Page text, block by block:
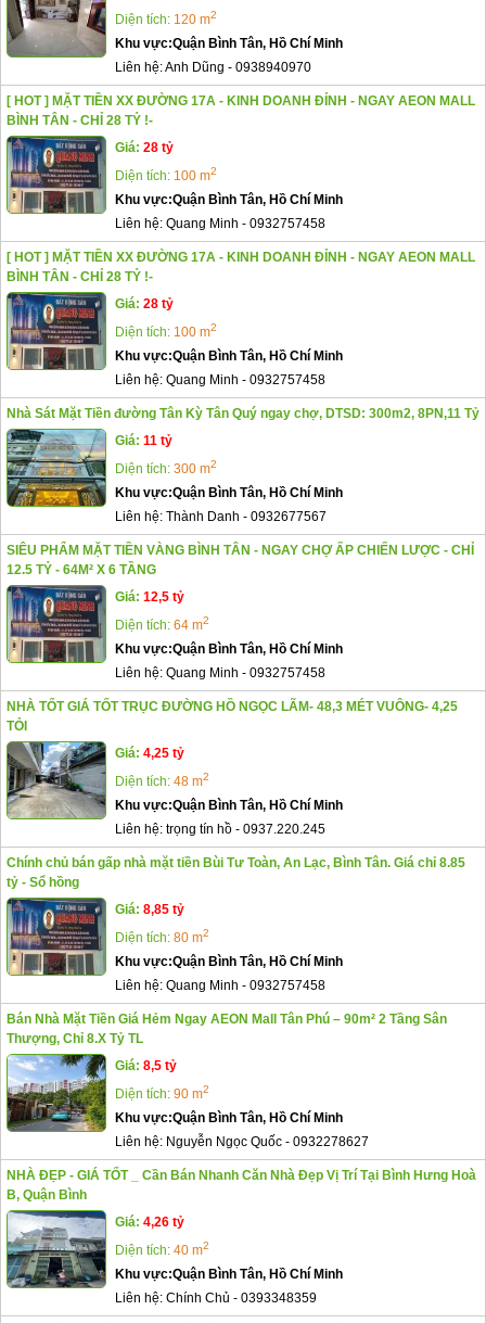
Diện tích: 120 m2
Khu vực:Quận Bình Tân, Hồ Chí Minh
Liên hệ:Anh Dũng - 0938940970
[ HOT ] MẶT TIỀN XX ĐƯỜNG 17A - KINH DOANH ĐỈNH - NGAY AEON MALL
BÌNH TÂN - CHỈ 28 TỶ !-
Giá: 28 tỷ
Diện tích: 100 m2
Khu vực:Quận Bình Tân, Hồ Chí Minh
Liên hệ: Quang Minh - 0932757458
[ HOT ] MẶT TIỀN XX ĐƯỜNG 17A - KINH DOANH ĐỈNH - NGAY AEON MALL
BÌNH TÂN - CHỈ 28 TỶ !-
Giá: 28 tỷ
Diện tích: 100 m2
Khu vực:Quận Bình Tân, Hồ Chí Minh
Liên hệ: Quang Minh - 0932757458
Nhà Sát Mặt Tiền đường Tân Kỳ Tân Quý ngay chợ, DTSD: 300m2, 8PN,11 Tỷ
Giá: 11 tỷ
Diện tích: 300 m2
Khu vực:Quận Bình Tân, Hồ Chí Minh
Liên hệ: Thành Danh - 0932677567
SIÊU PHẨM MẶT TIỀN VÀNG BÌNH TÂN - NGAY CHỢ ẤP CHIẾN LƯỢC - CHỈ
12.5 TỶ - 64M² X 6 TẦNG
Giá: 12,5 tỷ
Diện tích: 64 m2
Khu vực:Quận Bình Tân, Hồ Chí Minh
Liên hệ: Quang Minh - 0932757458
NHÀ TỐT GIÁ TỐT TRỤC ĐƯỜNG HỒ NGỌC LÃM- 48,3 MÉT VUÔNG- 4,25
TỎI
Giá: 4,25 tỷ
Diện tích: 48 m2
Khu vực:Quận Bình Tân, Hồ Chí Minh
Liên hệ: trọng tín hồ - 0937.220.245
Chính chủ bán gấp nhà mặt tiền Bùi Tư Toàn, An Lạc, Bình Tân. Giá chỉ 8.85
tỷ - Sổ hồng
Giá: 8,85 tỷ
Diện tích: 80 m2
Khu vực:Quận Bình Tân, Hồ Chí Minh
Liên hệ: Quang Minh - 0932757458
Bán Nhà Mặt Tiền Giá Hẻm Ngay AEON Mall Tân Phú – 90m² 2 Tầng Sân
Thượng, Chỉ 8.X Tỷ TL
Giá: 8,5 tỷ
Diện tích: 90 m2
Khu vực:Quận Bình Tân, Hồ Chí Minh
Liên hệ: Nguyễn Ngọc Quốc - 0932278627
NHÀ ĐẸP - GIÁ TỐT _ Cần Bán Nhanh Căn Nhà Đẹp Vị Trí Tại Bình Hưng Hoà
B, Quận Bình
Giá: 4,26 tỷ
Diện tích: 40 m2
Khu vực:Quận Bình Tân, Hồ Chí Minh
Liên hệ: Chính Chủ - 0393348359